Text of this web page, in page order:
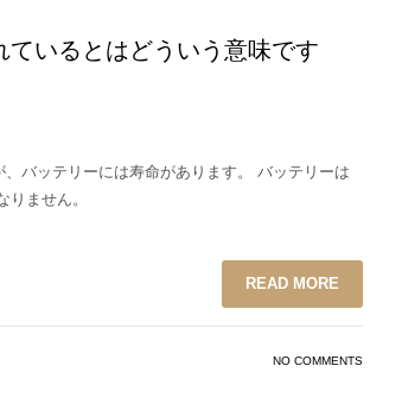
いるとはどういう意味です
バッテリーには寿命があります。 バッテリーは
ません。
READ MORE
NO COMMENTS